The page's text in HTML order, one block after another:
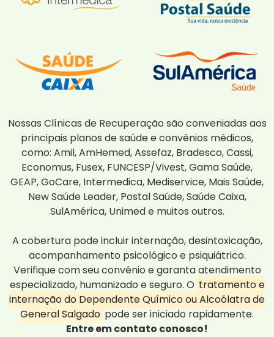
Nossas Clínicas de Recuperação são conveniadas aos
principais planos de saúde e convênios médicos,
como: Amil, AmHemed, Assefaz, Bradesco, Cassi,
Economus, Fusex, FUNCESP/Vivest, Gama Saúde,
GEAP, GoCare, Intermedica, Mediservice, Mais Saúde,
New Saúde Leader, Postal Saúde, Saúde Caixa,
SulAmérica, Unimed e muitos outros.
A cobertura pode incluir internação, desintoxicação,
acompanhamento psicológico e psiquiátrico.
Verifique com seu convênio e garanta atendimento
especializado, humanizado e seguro. O tratamento e
internação do Dependente Químico ou Alcoólatra de
General Salgado pode ser iniciado rapidamente.
Entre em contato conosco!